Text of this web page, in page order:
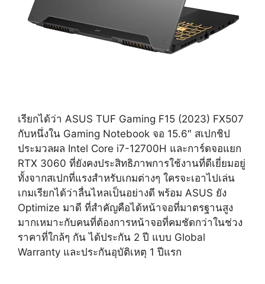
เรียกได้ว่า ASUS TUF Gaming F15 (2023) FX507
กับหนึ่งใน Gaming Notebook จอ 15.6″ สเปกชิป
ประมวลผล Intel Core i7-12700H และการ์ดจอแยก
RTX 3060 ที่ยังคงประสิทธิภาพการใช้งานที่ดีเยี่ยมอยู่
ทั้งจากสเปกที่แรงสำหรับเกมต่างๆ ใครจะเอาไปเล่น
เกมเรียกได้ว่าลื่นไหลเป็นอย่างดี พร้อม ASUS ยัง
Optimize มาดี ที่สำคัญคือได้หน้าจอที่มาตรฐานสูง
มากเหมาะกับคนที่ต้องการหน้าจอที่คมชัดกว่าในช่วง
ราคาที่ใกล้ๆ กัน ได้ประกัน 2 ปี แบบ Global
Warranty และประกันอุบัติเหตุ 1 ปีแรก